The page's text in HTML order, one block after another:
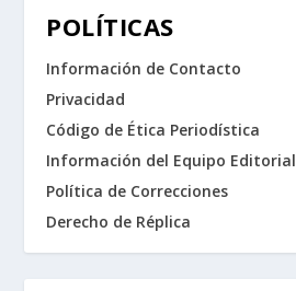
POLÍTICAS
Información de Contacto
Privacidad
Código de Ética Periodística
Información del Equipo Editorial
Política de Correcciones
Derecho de Réplica